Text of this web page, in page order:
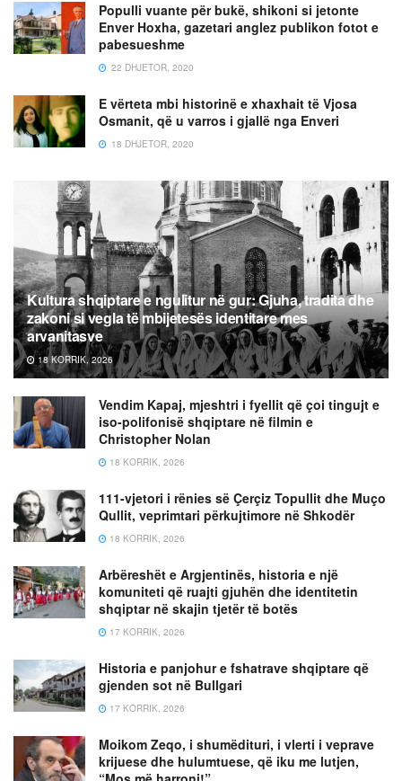
Populli vuante për bukë, shikoni si jetonte
Enver Hoxha, gazetari anglez publikon fotot e
pabesueshme
22 DHJETOR, 2020
E vërteta mbi historinë e xhaxhait të Vjosa
Osmanit, që u varros i gjallë nga Enveri
18 DHJETOR, 2020
Kultura shqiptare e ngulitur në gur: Gjuha, tradita dhe
zakoni si vegla të mbijetesës identitare mes
arvanitasve
18 KORRIK, 2026
Vendim Kapaj, mjeshtri i fyellit që çoi tingujt e
iso-polifonisë shqiptare në filmin e
Christopher Nolan
18 KORRIK, 2026
111-vjetori i rënies së Çerçiz Topullit dhe Muço
Qullit, veprimtari përkujtimore në Shkodër
18 KORRIK, 2026
Arbëreshët e Argjentinës, historia e një
komuniteti që ruajti gjuhën dhe identitetin
shqiptar në skajin tjetër të botës
17 KORRIK, 2026
Historia e panjohur e fshatrave shqiptare që
gjenden sot në Bullgari
17 KORRIK, 2026
Moikom Zeqo, i shumëdituri, i vlerti i veprave
krijuese dhe hulumtuese, që iku me lutjen,